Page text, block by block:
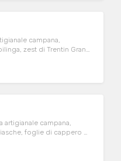
campana,
zest di Trentin Grana
artigianale campana,
foglie di cappero di